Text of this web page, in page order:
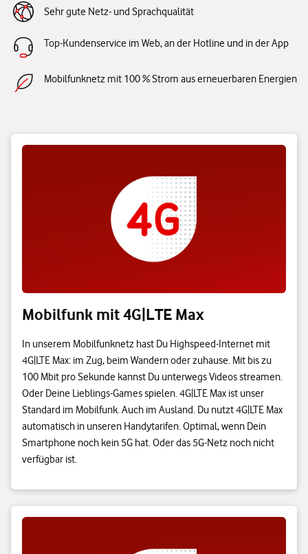
Sehr gute Netz- und Sprachqualität
Top-Kundenservice im Web, an der Hotline und in der App
Mobilfunknetz mit 100 % Strom aus erneuerbaren Energien
Mobilfunk mit 4G|LTE Max
In unserem Mobilfunknetz hast Du Highspeed-Internet mit
4G|LTE Max: im Zug, beim Wandern oder zuhause. Mit bis zu
100 Mbit pro Sekunde kannst Du unterwegs Videos streamen.
Oder Deine Lieblings-Games spielen. 4G|LTE Max ist unser
Standard im Mobilfunk. Auch im Ausland. Du nutzt 4G|LTE Max
automatisch in unseren Handytarifen. Optimal, wenn Dein
Smartphone noch kein 5G hat. Oder das 5G-Netz noch nicht
verfügbar ist.